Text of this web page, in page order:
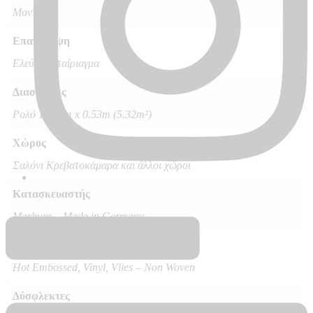
Μοντέρνο
Επανάληψη
Ελεύθερο ταίριαγμα
Διαστάσεις
Ρολό 10.05m x 0.53m (5.32m²)
Χώρος
Σαλόνι Κρεβατοκάμαρα και άλλοι χώροι
Κατασκευαστής
Marburg – Made in Germany
Hot Embossed, Vinyl, Vlies – Non Woven
Δύσφλεκτες